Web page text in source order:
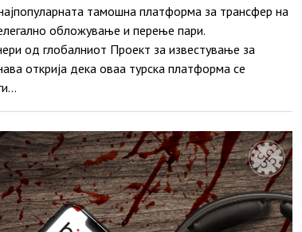
тамошна платформа за трансфер на
обложување и перење пари.
од глобалниот Проект за известување за
открија дека оваа турска платформа се